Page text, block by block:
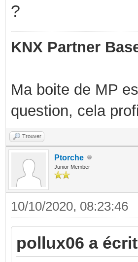
?
KNX Partner
Ma boite de MP
question, cela
Trouver
Ptorche
Junior Member
10/10/2020, 08:23:46
pollux06 a